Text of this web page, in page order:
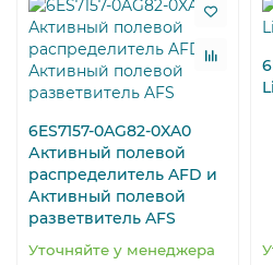
6ES7157-0AG82-0XA0
Активный полевой
распределитель AFD и
Активный полевой
разветвитель AFS
Уточняйте у менеджера